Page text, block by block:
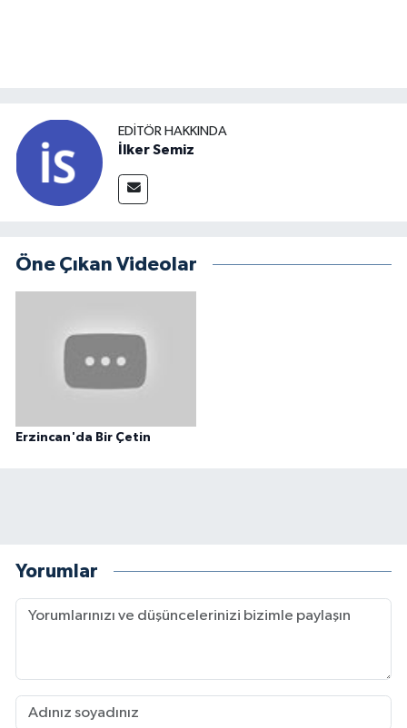
EDITÖR HAKKINDA
İlker Semiz
Öne Çıkan Videolar
Erzincan'da Bir Çetin
Yorumlar